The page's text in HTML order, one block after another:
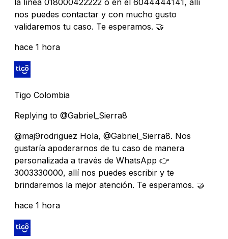
nos puedes contactar y con mucho gusto
validaremos tu caso. Te esperamos. 🤝
hace 1 hora
Tigo Colombia
Replying to @Gabriel_Sierra8
@maj9rodriguez Hola, @Gabriel_Sierra8. Nos
gustaría apoderarnos de tu caso de manera
personalizada a través de WhatsApp 👉
3003330000, allí nos puedes escribir y te
brindaremos la mejor atención. Te esperamos. 🤝️
hace 1 hora